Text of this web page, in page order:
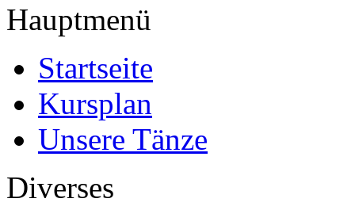
Hauptmenü
Startseite
Kursplan
Unsere Tänze
Diverses